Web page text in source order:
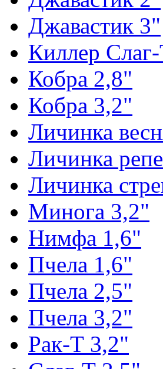
Джавастик 3"
Киллер
Кобра 2,8"
Кобра 3,2"
Личинка
Личинка
Личинка
Минога 3,2"
Нимфа 1,6"
Пчела 1,6"
Пчела 2,5"
Пчела 3,2"
Рак-Т 3,2"